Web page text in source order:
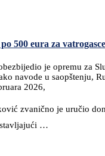
500 eura za vatrogasce
je opremu za
navode u saopštenju,
2026,
zvanično je uručio
…